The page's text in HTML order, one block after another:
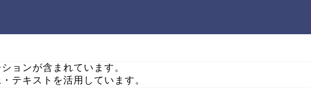
ョンが含まれています。
テキストを活用しています。